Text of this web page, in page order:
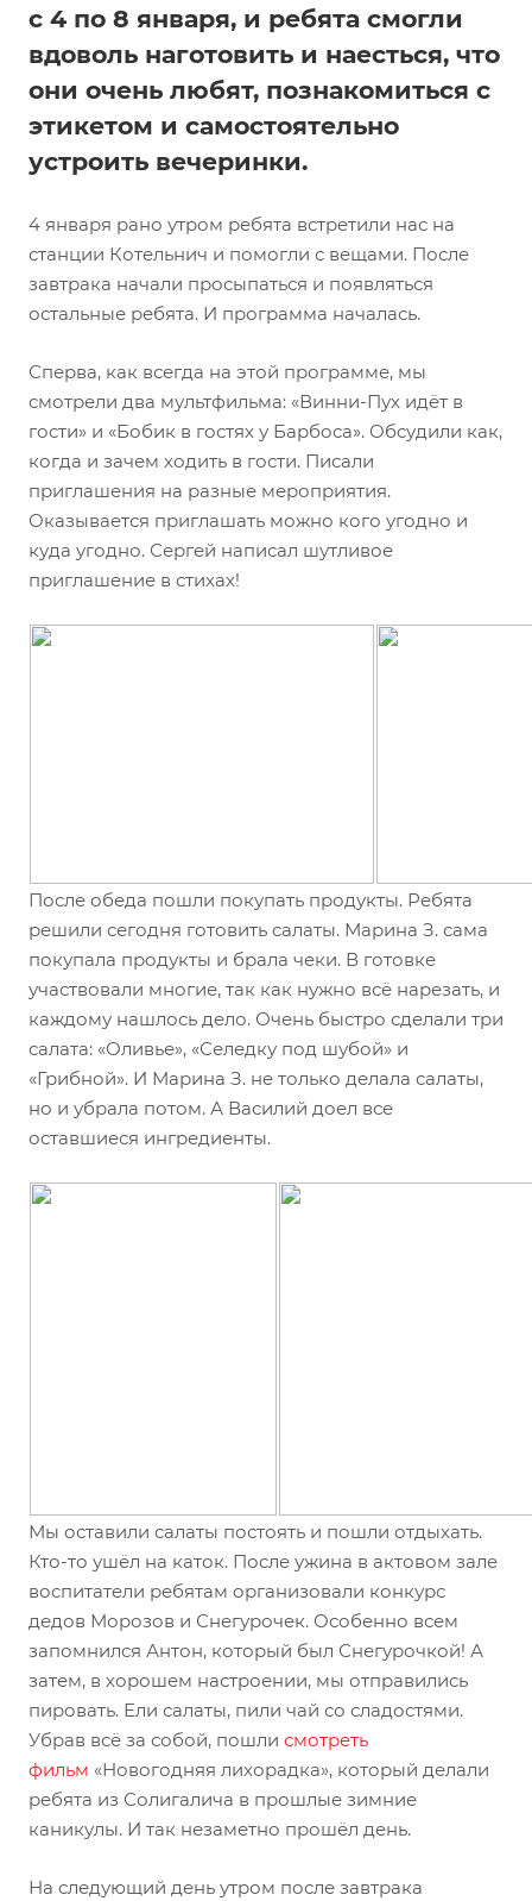
с 4 по 8 января, и ребята смогли
вдоволь наготовить и наесться, что
они очень любят, познакомиться с
этикетом и самостоятельно
устроить вечеринки.
4 января рано утром ребята встретили нас на
станции Котельнич и помогли с вещами. После
завтрака начали просыпаться и появляться
остальные ребята. И программа началась.
Сперва, как всегда на этой программе, мы
смотрели два мультфильма: «Винни-Пух идёт в
гости» и «Бобик в гостях у Барбоса». Обсудили как,
когда и зачем ходить в гости. Писали
приглашения на разные мероприятия.
Оказывается приглашать можно кого угодно и
куда угодно. Сергей написал шутливое
приглашение в стихах!
После обеда пошли покупать продукты. Ребята
решили сегодня готовить салаты. Марина З. сама
покупала продукты и брала чеки. В готовке
участвовали многие, так как нужно всё нарезать, и
каждому нашлось дело. Очень быстро сделали три
салата: «Оливье», «Селедку под шубой» и
«Грибной». И Марина З. не только делала салаты,
но и убрала потом. А Василий доел все
оставшиеся ингредиенты.
Мы оставили салаты постоять и пошли отдыхать.
Кто-то ушёл на каток. После ужина в актовом зале
воспитатели ребятам организовали конкурс
дедов Морозов и Снегурочек. Особенно всем
запомнился Антон, который был Снегурочкой! А
затем, в хорошем настроении, мы отправились
пировать. Ели салаты, пили чай со сладостями.
Убрав всё за собой, пошли смотреть
фильм «Новогодняя лихорадка», который делали
ребята из Солигалича в прошлые зимние
каникулы. И так незаметно прошёл день.
На следующий день утром после завтрака